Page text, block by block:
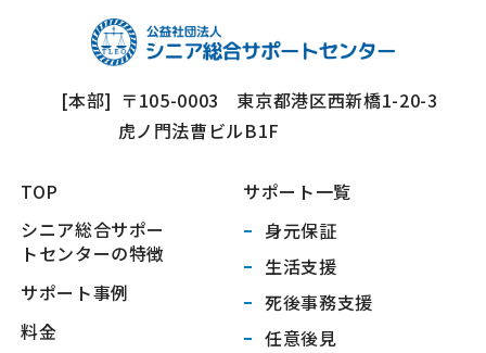
[本部] 〒105-0003 東京都港区西新橋1-20-3
虎ノ門法曹ビルB1F
TOP
シニア総合サポー
トセンターの特徴
サポート事例
料金
サポート一覧
身元保証
生活支援
死後事務支援
任意後見